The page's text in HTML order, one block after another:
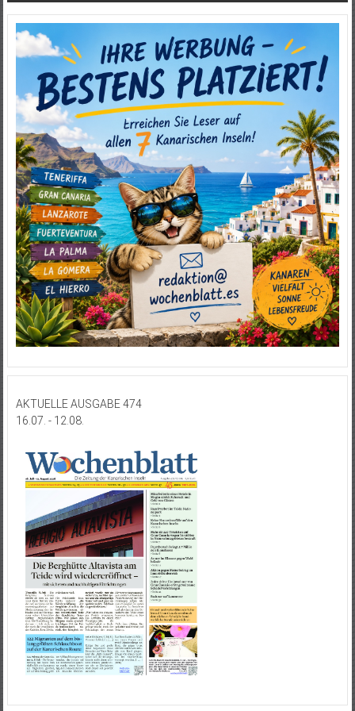
AKTUELLE AUSGABE 474
16.07. - 12.08.